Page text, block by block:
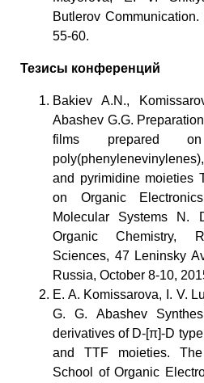
Butlerov
55-60.
Тезисы конференций
Bakiev A.N.,
Abashev G.G.
films prepared
and pyrimidine moieties
on Organic
Molecular Systems N.
Organic Chemistry,
Sciences, 47 Leninsky
Russia, October 8-10,
E. A. Komissarova, I. V.
G. G. Abashev
derivatives of D-[π]-D
and TTF moieties.
School of Organic